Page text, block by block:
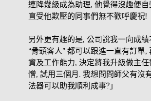
連降幾級成為助理, 他覺得沒趣便自
直受他欺壓的同事們無不歡呼慶祝!
另外更有趣的是, 公司說我一向成
“骨頭客人” 都可以跟進一直有訂單,
資及工作能力, 決定將我升級做主任
憎, 試用三個月. 我想問問師父有沒
法器可以助我順利成事?」